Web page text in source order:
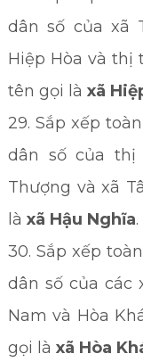
dân số của xã
Hiệp Hòa và thị
tên gọi là xã
29. Sắp xếp
dân số của thị
Thượng và xã
là xã Hậu Nghĩa.
30. Sắp xếp
dân số của các
Nam và Hòa
gọi là xã Hòa